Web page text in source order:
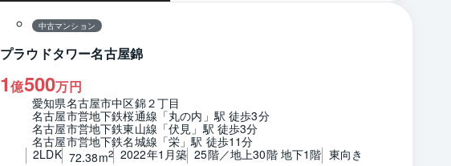
中古マンション
プラウドタワー名古屋錦
1億500万円
愛知県名古屋市中区錦２丁目
名古屋市営地下鉄桜通線「丸の内」駅 徒歩3分
名古屋市営地下鉄東山線「伏見」駅 徒歩3分
名古屋市営地下鉄名城線「栄」駅 徒歩11分
2LDK 72.38m2 2022年1月築 25階／地上30階 地下1階 東向き